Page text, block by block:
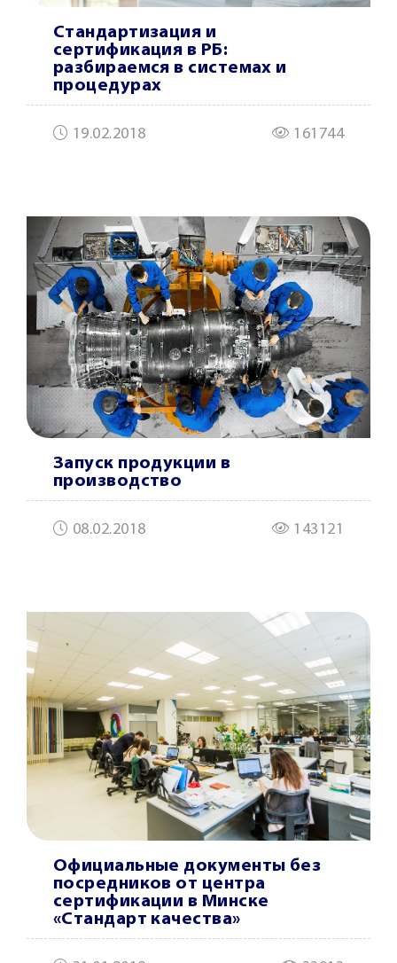
Стандартизация и
сертификация в РБ:
разбираемся в системах и
процедурах
19.02.2018 161744
Запуск продукции в
производство
08.02.2018 143121
Официальные документы без
посредников от центра
сертификации в Минске
«Стандарт качества»